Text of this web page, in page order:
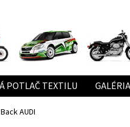
POTLAČ TEXTILU GALÉRIA
AUDI